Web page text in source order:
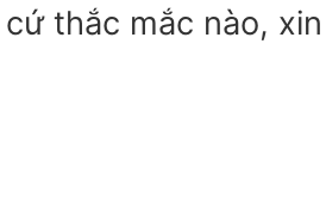
thắc mắc nào,